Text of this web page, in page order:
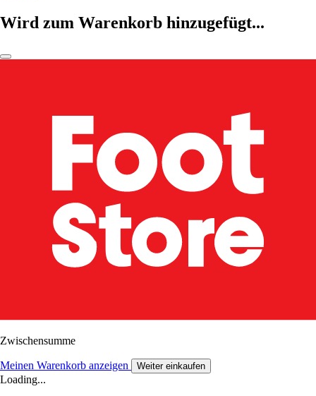
Wird zum Warenkorb hinzugefügt...
Zwischensumme
Meinen Warenkorb anzeigen Weiter einkaufen
Loading...